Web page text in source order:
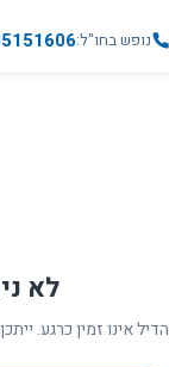
נופש בחו"ל
לא
הדיל אינו זמין כרגע.